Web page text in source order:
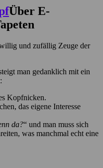
Über E-
und zufällig Zeuge der
man gedanklich mit ein
Kopfnicken.
das eigene Interesse
da?“ und man muss sich
was manchmal echt eine